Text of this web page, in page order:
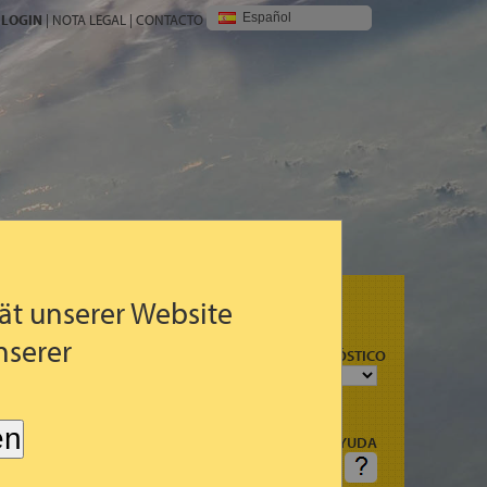
unserer Website
LOGIN | NOTA LEGAL | CONTACTO Español
MAPAS DE PRONÓSTICO
AYUDA